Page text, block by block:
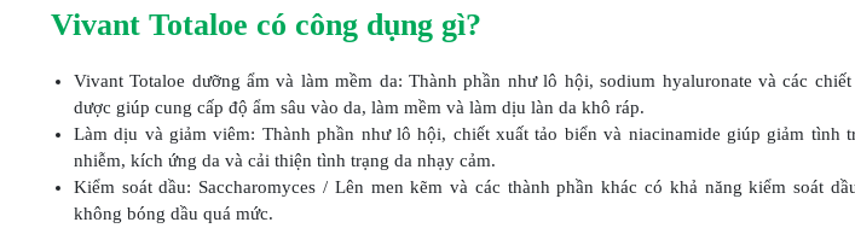
Vivant Totaloe có công dụng gì?
Vivant Totaloe dưỡng ẩm và làm mềm da: Thành phần như lô hội, sodium hyaluronate và các
dược giúp cung cấp độ ẩm sâu vào da, làm mềm và làm dịu làn da khô ráp.
Làm dịu và giảm viêm: Thành phần như lô hội, chiết xuất tảo biển và niacinamide giúp giảm tình
nhiễm, kích ứng da và cải thiện tình trạng da nhạy cảm.
Kiểm soát dầu: Saccharomyces / Lên men kẽm và các thành phần khác có khả năng kiểm soát
không bóng dầu quá mức.